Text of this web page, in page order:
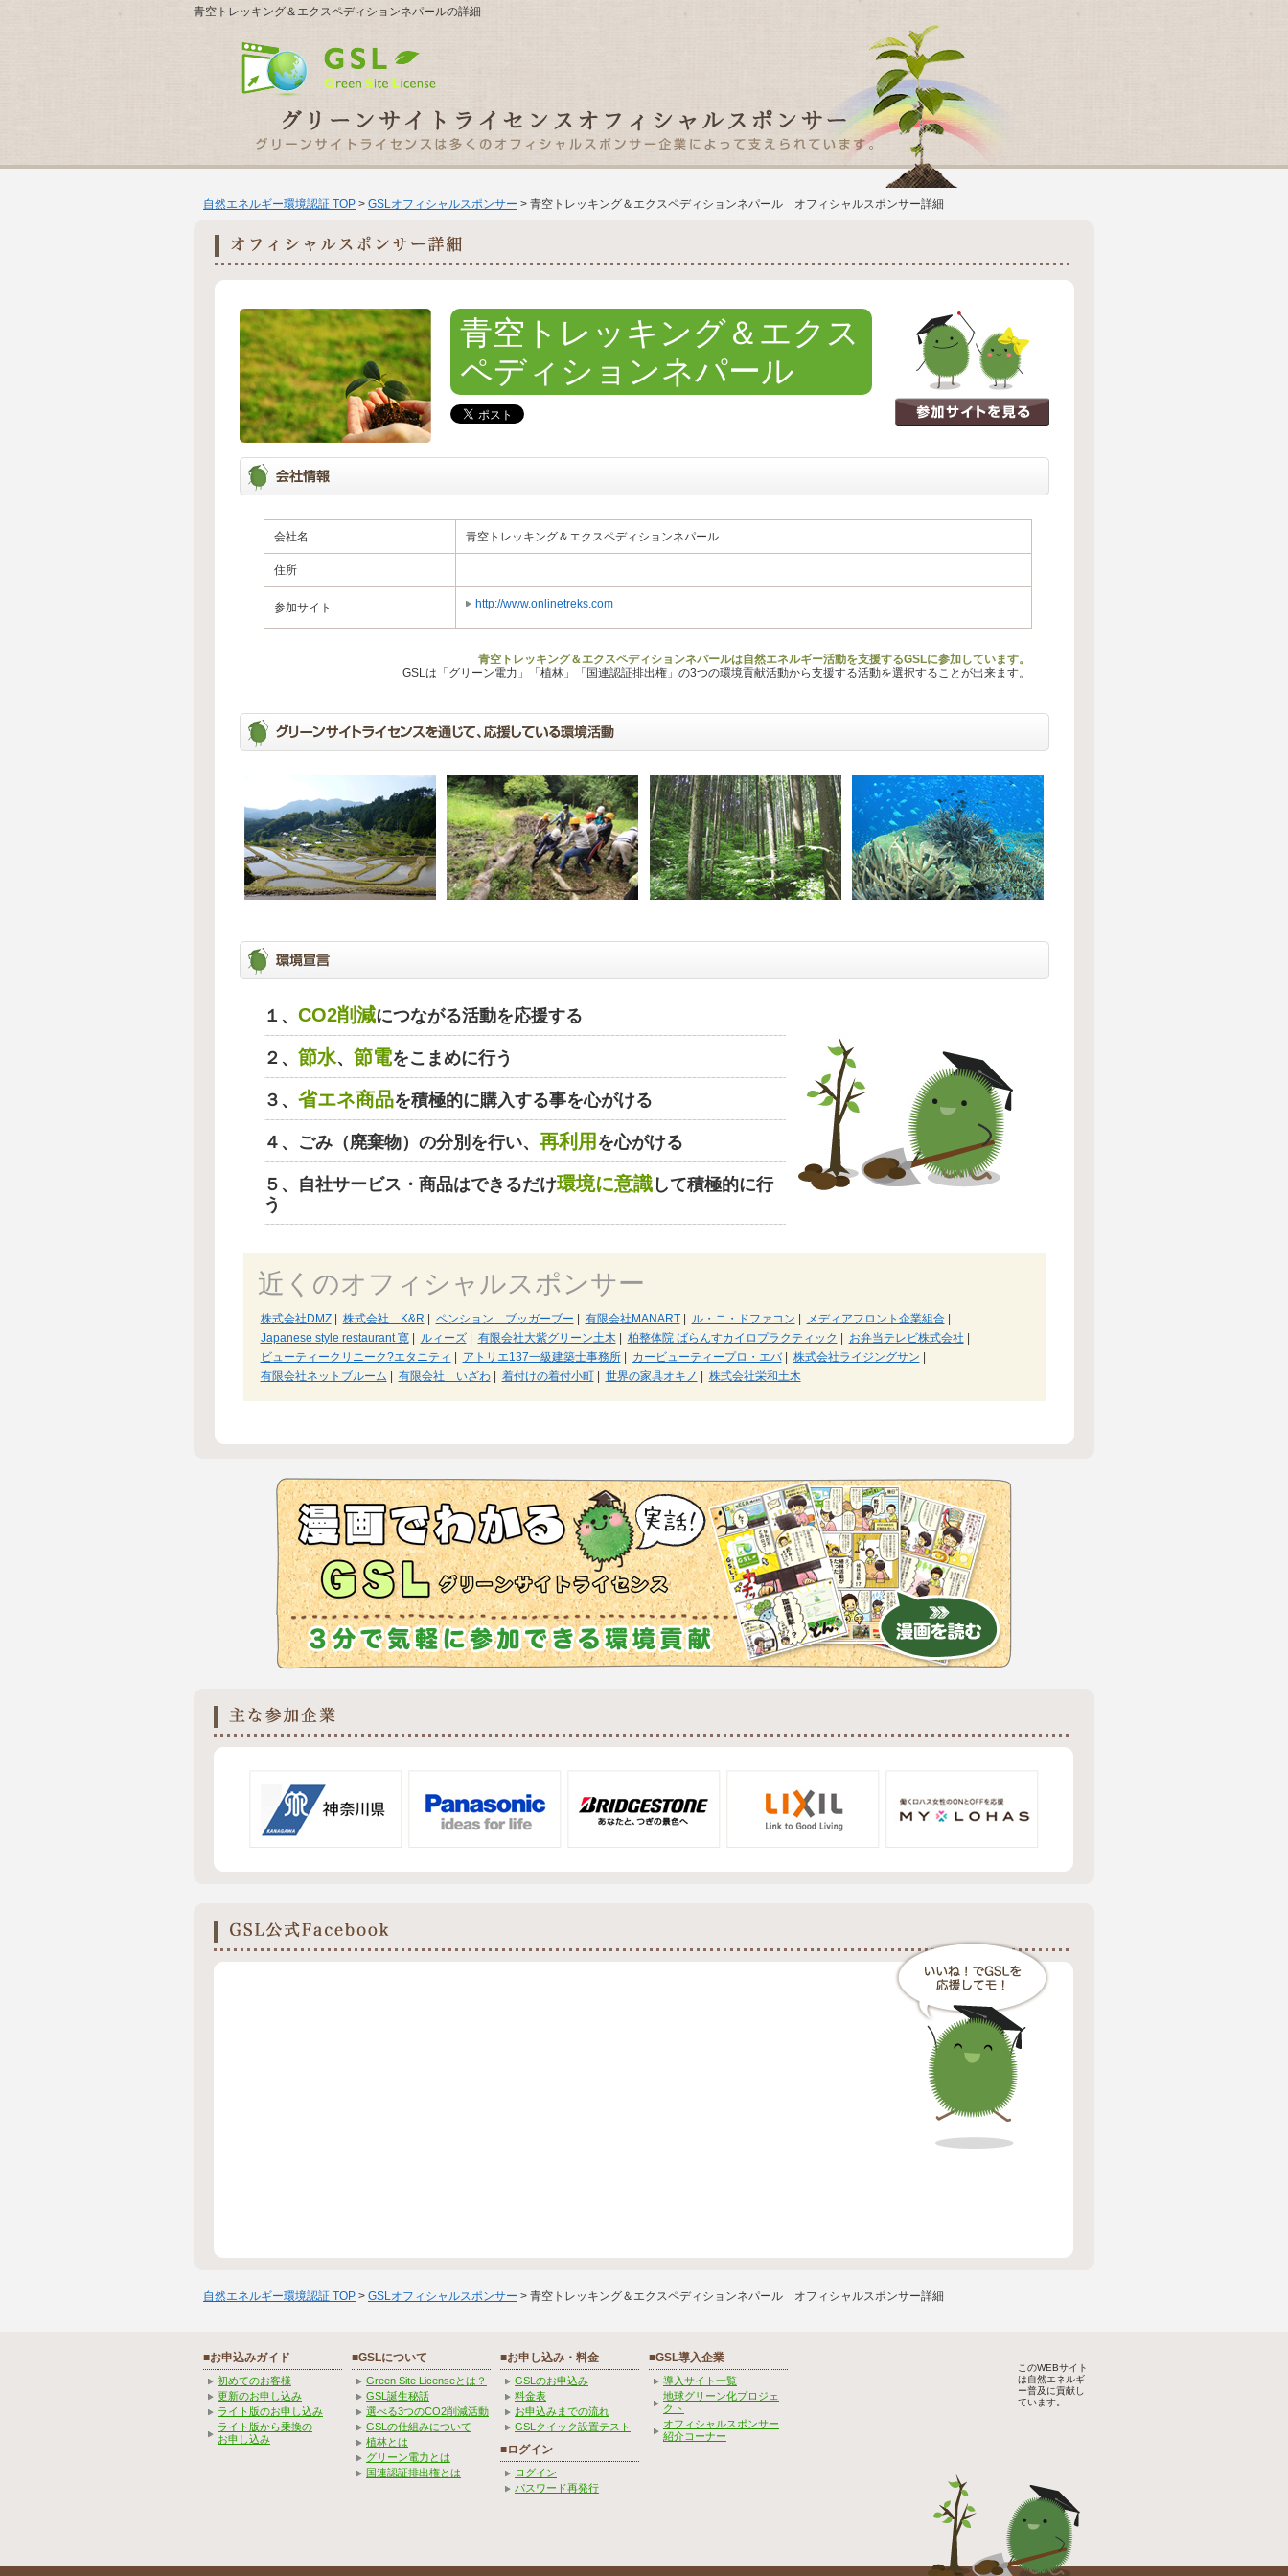
青空トレッキング＆エクスペディションネパールの詳細
自然エネルギー環境認証 TOP > GSLオフィシャルスポンサー > 青空トレッキング＆エクスペディションネパール オフィシャルスポンサー詳細
青空トレッキング＆エクス
ペディションネパール
会社名 青空トレッキング＆エクスペディションネパール
住所
参加サイト http://www.onlinetreks.com
青空トレッキング＆エクスペディションネパールは自然エネルギー活動を支援するGSLに参加しています。
GSLは「グリーン電力」「植林」「国連認証排出権」の3つの環境貢献活動から支援する活動を選択することが出来ます。
１、 CO2削減につながる活動を応援する
２、 節水、 節電をこまめに行う
３、 省エネ商品を積極的に購入する事を心がける
４、ごみ（廃棄物）の分別を行い、 再利用 を心がける
５、自社サービス・商品はできるだけ環境に意識して積極的に行
う
近くのオフィシャルスポンサー
株式会社DMZ| 株式会社 K&R ペンション ブッガーブー 有限会社MANART| ル・ニ・ドファコン メディアフロント企業組合|
Japanese style restaurant 寛| ルィーズ| 有限会社大紫グリーン土木| 柏整体院 ばらんすカイロプラクティック お弁当テレビ株式会社
ビューティークリニーク?エタニティ
アトリエ137一級建築士事務所| カービューティープロ・エバ| 株式会社ライジングサン
有限会社ネットブルーム
有限会社 いざわ| 着付けの着付小町| 世界の家具オキノ 株式会社栄和土木
自然エネルギー環境認証 TOP > GSLオフィシャルスポンサー > 青空トレッキング＆エクスペディションネパール オフィシャルスポンサー詳細
■お申込みガイド
初めてのお客様
更新のお申し込み
ライト版のお申し込み
ライト版から乗換の
お申し込み
■GSLについて
Green Site Licenseとは？
GSL誕生秘話
選べる3つのCO2削減活動
GSLの仕組みについて
植林とは
グリーン電力とは
国連認証排出権とは
■お申し込み・料金
GSLのお申込み
料金表
お申込みまでの流れ
GSLクイック設置テスト
■ログイン
ログイン
パスワード再発行
■GSL導入企業
導入サイト一覧
地球グリーン化プロジェ
クト
オフィシャルスポンサー
紹介コーナー
このWEBサイト
は自然エネルギ
ー普及に貢献し
ています。